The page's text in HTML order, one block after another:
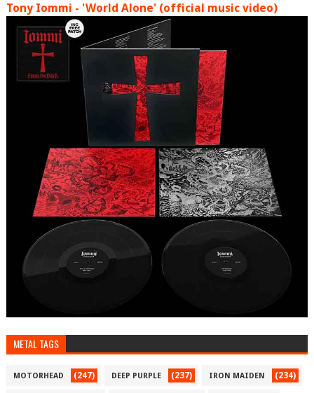
Tony Iommi - 'World Alone' (official music video)
METAL TAGS
MOTORHEAD (247) DEEP PURPLE (237) IRON MAIDEN (234)